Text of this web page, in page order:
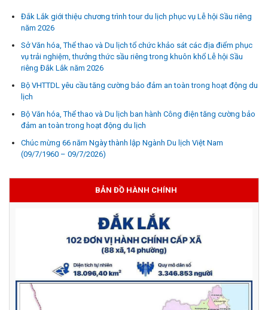
Đắk Lắk giới thiệu chương trình tour du lịch phục vụ Lễ hội Sầu riêng
năm 2026
Sở Văn hóa, Thể thao và Du lịch tổ chức khảo sát các địa điểm phục
vụ trải nghiệm, thưởng thức sầu riêng trong khuôn khổ Lễ hội Sầu
riêng Đắk Lắk năm 2026
Bộ VHTTDL yêu cầu tăng cường bảo đảm an toàn trong hoạt động du
lịch
Bộ Văn hóa, Thể thao và Du lịch ban hành Công điện tăng cường bảo
đảm an toàn trong hoạt động du lịch
Chúc mừng 66 năm Ngày thành lập Ngành Du lịch Việt Nam
(09/7/1960 – 09/7/2026)
BẢN ĐỒ HÀNH CHÍNH